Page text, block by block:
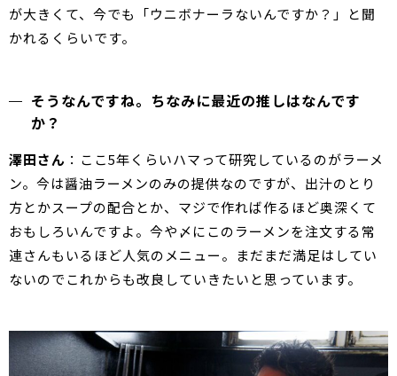
が大きくて、今でも「ウニボナーラないんですか？」と聞
かれるくらいです。
そうなんですね。ちなみに最近の推しはなんです
か？
澤田さん ：ここ5年くらいハマって研究しているのがラーメ
ン。今は醤油ラーメンのみの提供なのですが、出汁のとり
方とかスープの配合とか、マジで作れば作るほど奥深くて
おもしろいんですよ。今や〆にこのラーメンを注文する常
連さんもいるほど人気のメニュー。まだまだ満足はしてい
ないのでこれからも改良していきたいと思っています。